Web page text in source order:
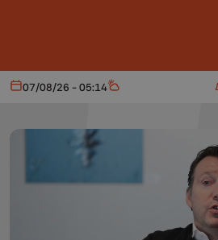
Aujourd'hui
07/08/26 - 05:14 Météo